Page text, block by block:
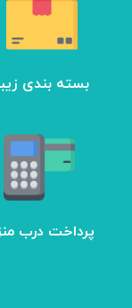
بسته بندی
پرداخت درب